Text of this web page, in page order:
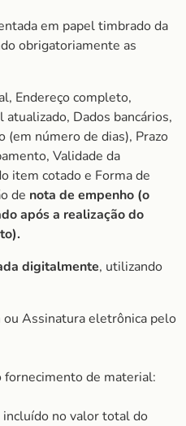
em papel timbrado da
obrigatoriamente as
Endereço completo,
Dados bancários,
(em número de dias), Prazo
Validade da
item cotado e Forma de
de nota de empenho (o
após a realização do
digitalmente, utilizando
Assinatura eletrônica pelo
fornecimento de material:
no valor total do